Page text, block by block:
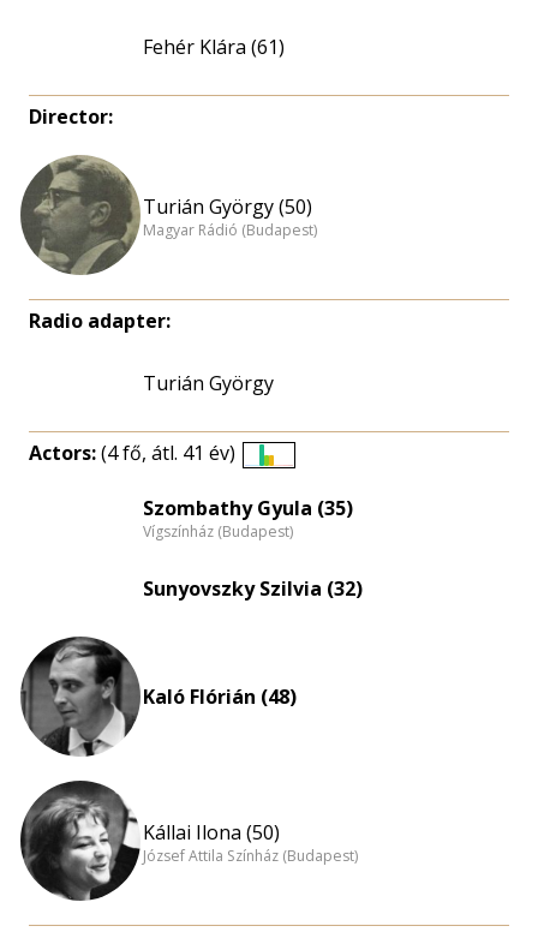
Fehér Klára (61)
Director:
Turián György (50)
Magyar Rádió (Budapest)
Radio adapter:
Turián György
Actors:(4 fő, átl. 41 év)
eloszlás
nagyítása
Szombathy Gyula (35)
Vígszínház (Budapest)
Sunyovszky Szilvia (32)
Kaló Flórián (48)
Kállai Ilona (50)
József Attila Színház (Budapest)